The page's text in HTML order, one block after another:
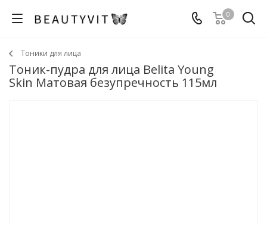
0
Тоники для лица
Тоник-пудра для лица Belita Young
Skin Матовая безупречность 115мл